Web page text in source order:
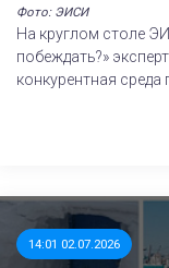
Фото: ЭИСИ
На круглом столе
побеждать?»
конкурентная среда
14:01 02.07.2026